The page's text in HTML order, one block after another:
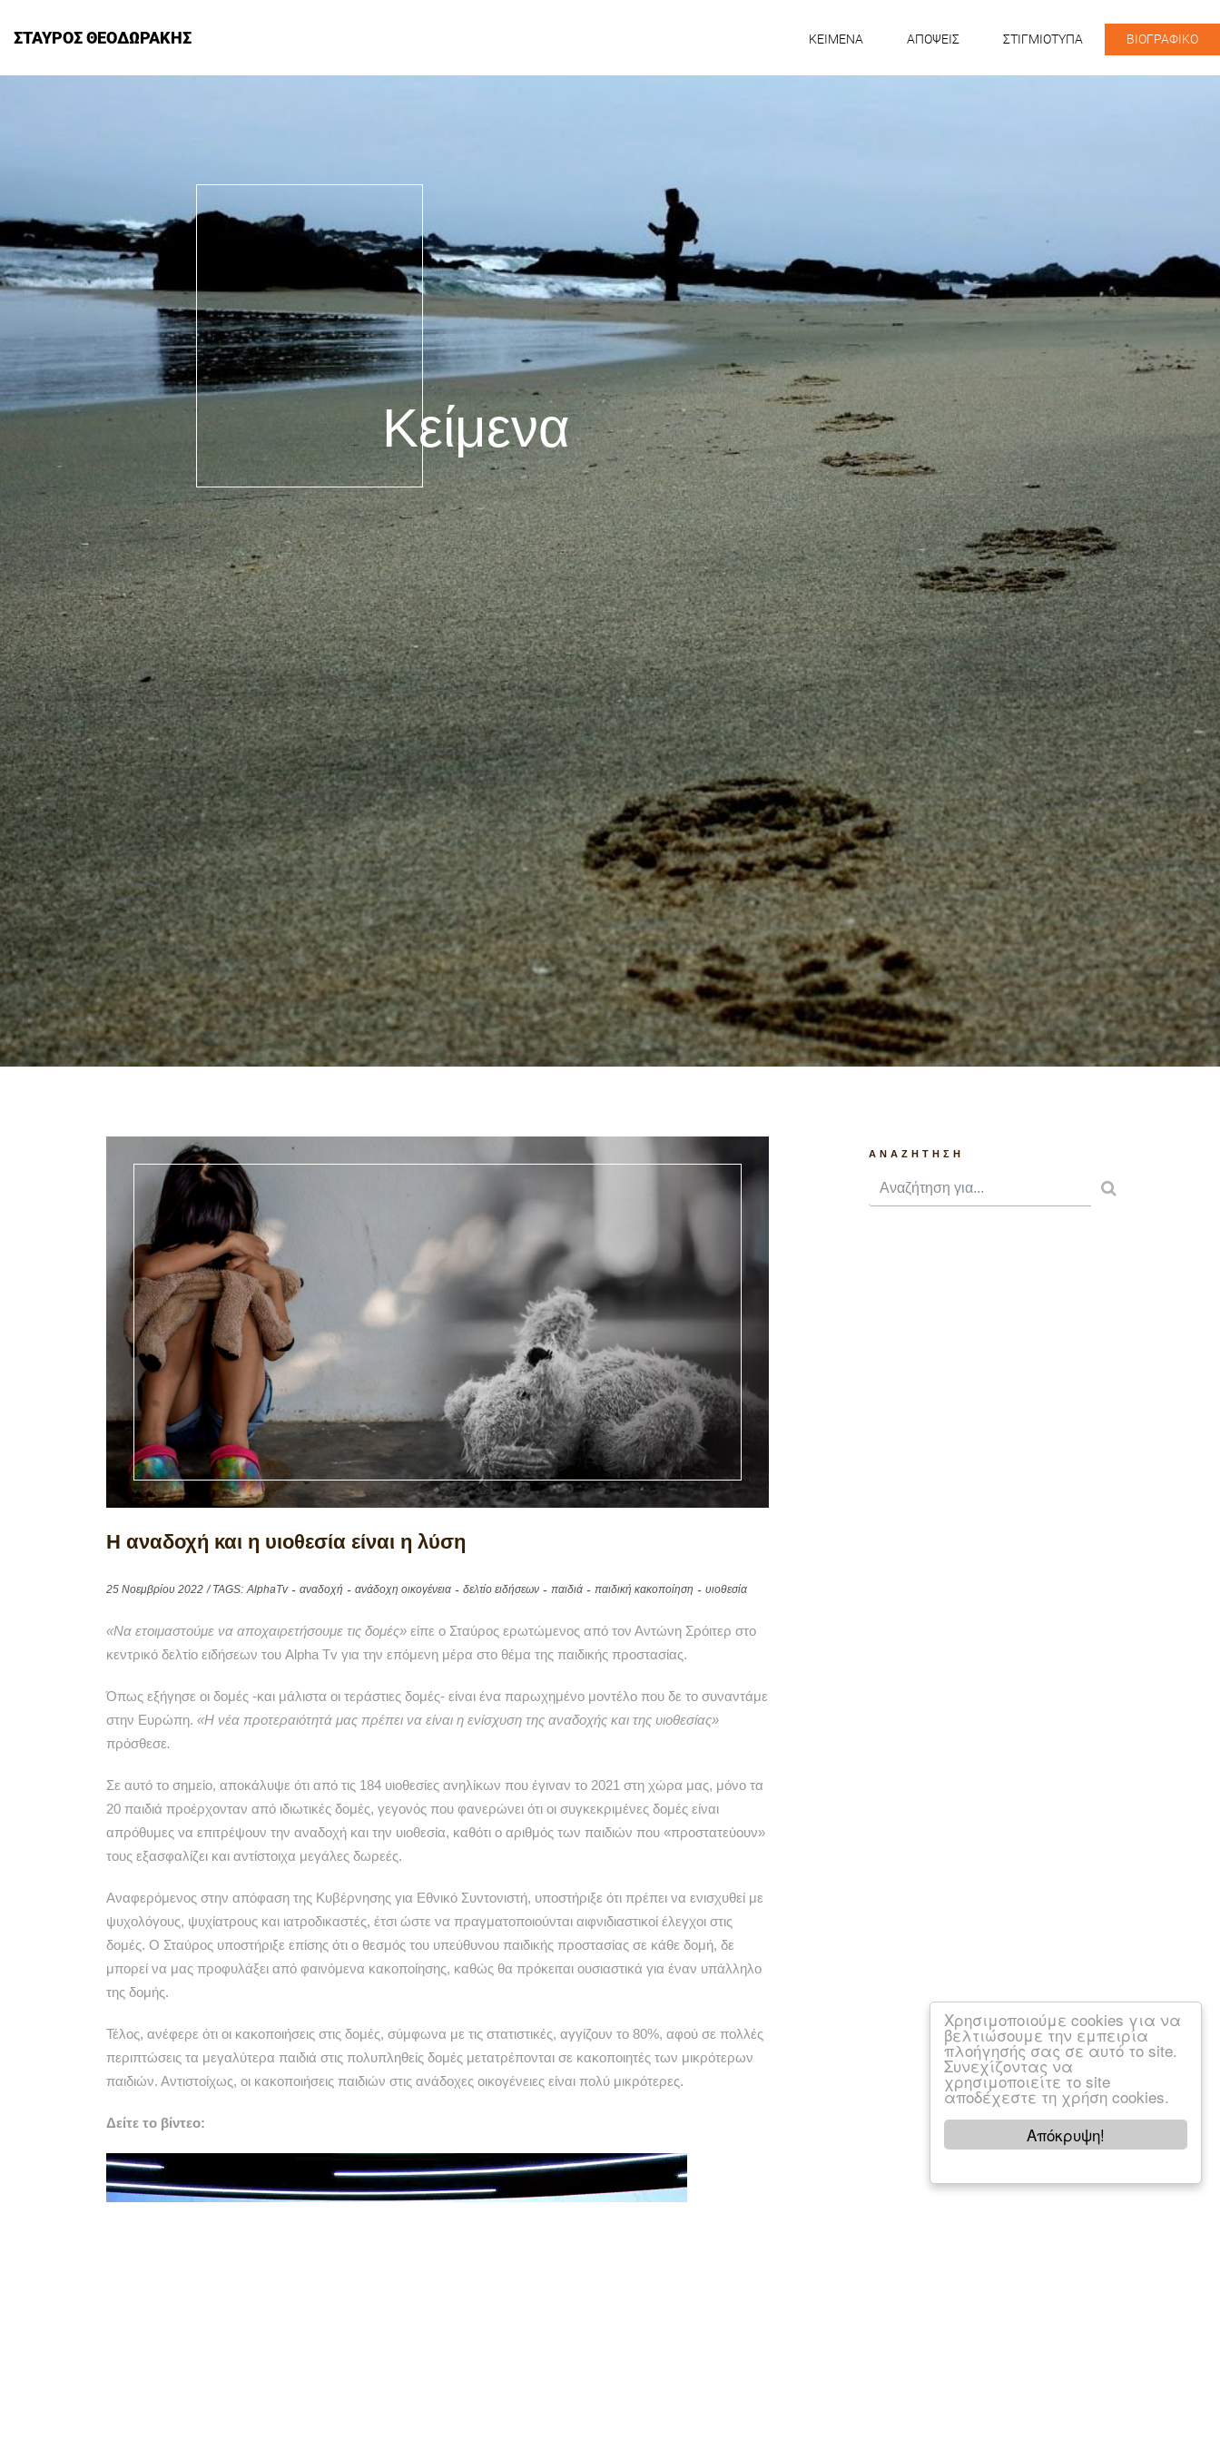
Απόκρυψη!
Χρησιμοποιούμε cookies για να
βελτιώσουμε την εμπειρία
πλοήγησής σας σε αυτό το site.
Συνεχίζοντας να
χρησιμοποιείτε το site
αποδέχεστε τη χρήση cookies.
ΣΤΑΥΡΟΣ ΘΕΟΔΩΡΑΚΗΣ KEIMENA ΑΠΟΨΕΙΣ ΣΤΙΓΜΙΟΤΥΠΑ ΒΙΟΓΡΑΦΙΚΟ
Κείμενα
Η αναδοχή και η υιοθεσία είναι η λύση
25 Νοεμβρίου 2022 / TAGS: AlphaTv αναδοχή ανάδοχη οικογένεια δελτίο ειδήσεων παιδιά παιδική κακοποίηση υιοθεσία
«Να ετοιμαστούμε να αποχαιρετήσουμε τις δομές» είπε ο Σταύρος ερωτώμενος από τον Αντώνη Σρόιτερ στο
κεντρικό δελτίο ειδήσεων του Alpha Tv για την επόμενη μέρα στο θέμα της παιδικής προστασίας.
Όπως εξήγησε οι δομές -και μάλιστα οι τεράστιες δομές- είναι ένα παρωχημένο μοντέλο που δε το συναντάμε
στην Ευρώπη. «Η νέα προτεραιότητά μας πρέπει να είναι η ενίσχυση της αναδοχής και της υιοθεσίας»
πρόσθεσε.
Σε αυτό το σημείο, αποκάλυψε ότι από τις 184 υιοθεσίες ανηλίκων που έγιναν το 2021 στη χώρα μας, μόνο τα
20 παιδιά προέρχονταν από ιδιωτικές δομές, γεγονός που φανερώνει ότι οι συγκεκριμένες δομές είναι
απρόθυμες να επιτρέψουν την αναδοχή και την υιοθεσία, καθότι ο αριθμός των παιδιών που «προστατεύουν»
τους εξασφαλίζει και αντίστοιχα μεγάλες δωρεές.
Αναφερόμενος στην απόφαση της Κυβέρνησης για Εθνικό Συντονιστή, υποστήριξε ότι πρέπει να ενισχυθεί με
ψυχολόγους, ψυχίατρους και ιατροδικαστές, έτσι ώστε να πραγματοποιούνται αιφνιδιαστικοί έλεγχοι στις
δομές. Ο Σταύρος υποστήριξε επίσης ότι ο θεσμός του υπεύθυνου παιδικής προστασίας σε κάθε δομή, δε
μπορεί να μας προφυλάξει από φαινόμενα κακοποίησης, καθώς θα πρόκειται ουσιαστικά για έναν υπάλληλο
της δομής.
Τέλος, ανέφερε ότι οι κακοποιήσεις στις δομές, σύμφωνα με τις στατιστικές, αγγίζουν το 80%, αφού σε πολλές
περιπτώσεις τα μεγαλύτερα παιδιά στις πολυπληθείς δομές μετατρέπονται σε κακοποιητές των μικρότερων
παιδιών. Αντιστοίχως, οι κακοποιήσεις παιδιών στις ανάδοχες οικογένειες είναι πολύ μικρότερες.
Δείτε το βίντεο:
Πρόγραμμα
Αναπαραγωγής
ANAZHTHΣΗ